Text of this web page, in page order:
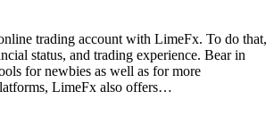
trading account with LimeFx. To do that,
status, and trading experience. Bear in
for newbies as well as for more
LimeFx also offers…